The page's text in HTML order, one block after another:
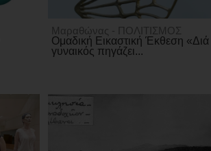
Μαραθώνας - ΠΟΛΙΤΙΣΜΟΣ
Ομαδική Εικαστική Έκθεση «Διά
γυναικός πηγάζει...